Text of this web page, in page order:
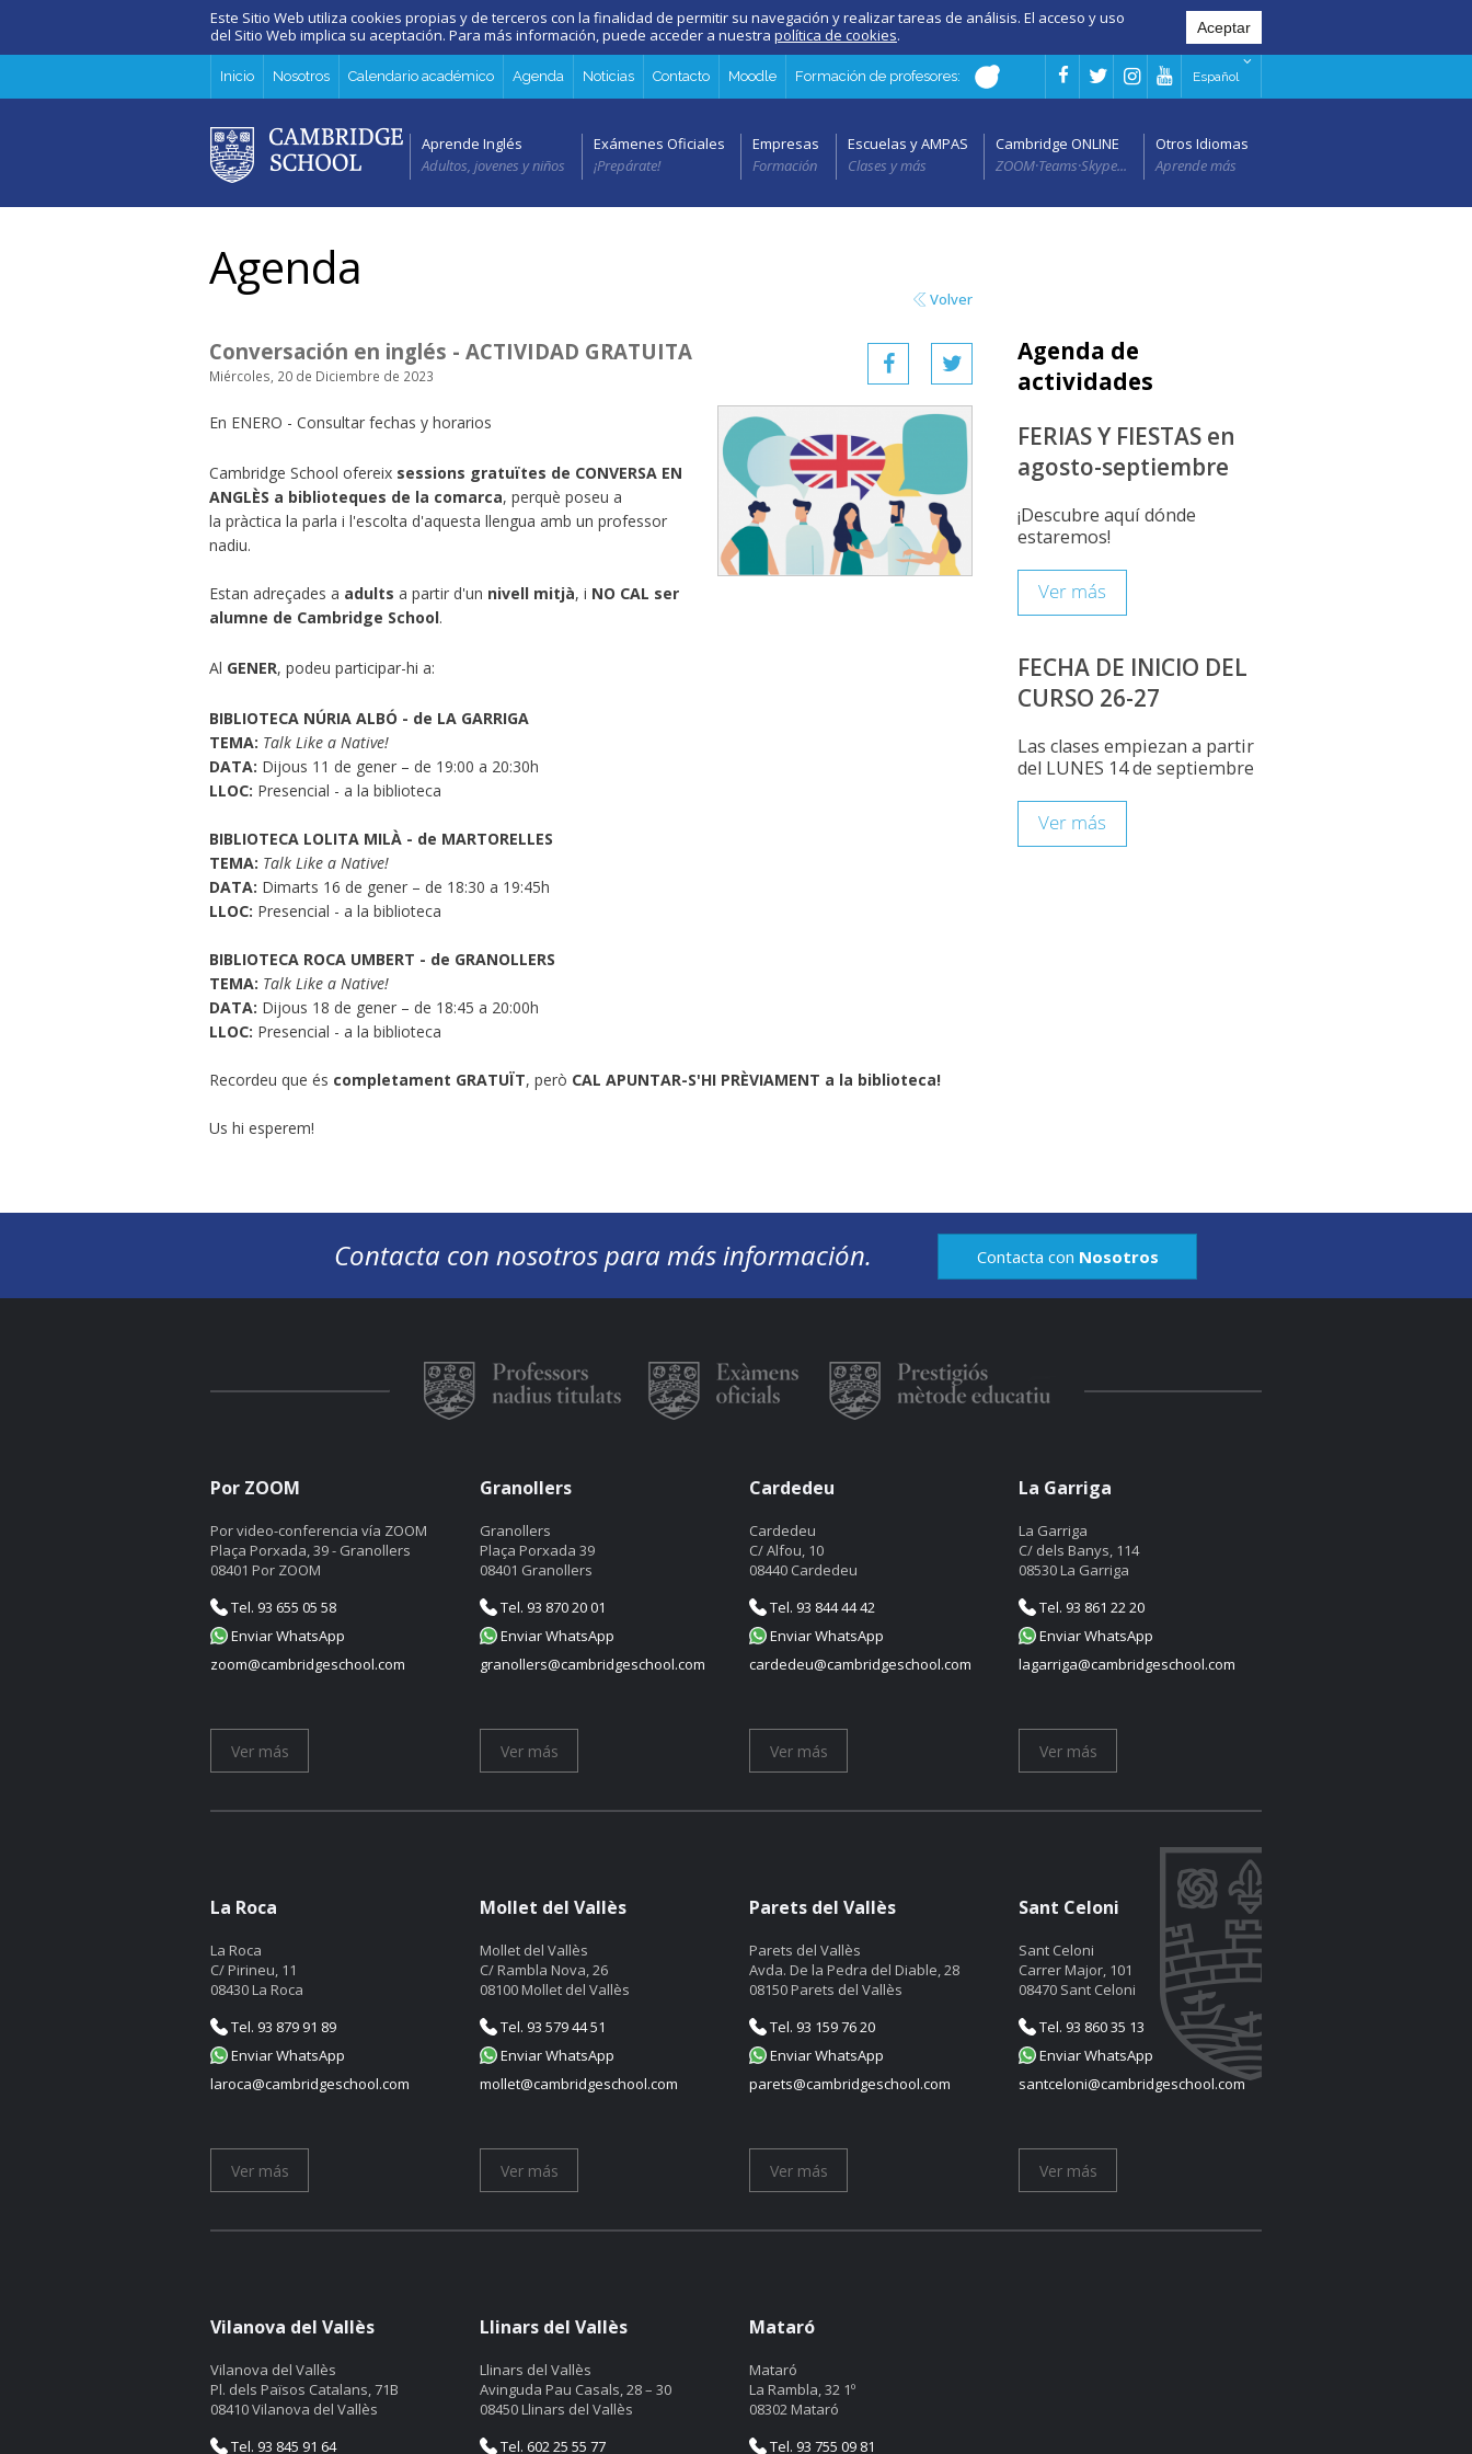
Este Sitio Web utiliza cookies propias y de terceros con la finalidad de permitir su navegación y realizar tareas de análisis. El acceso y uso
del Sitio Web implica su aceptación. Para más información, puede acceder a nuestra política de cookies.
Inicio Nosotros Calendario académico Agenda Noticias Contacto Moodle Formación de profesores: Español
Aprende Inglés
Adultos, jovenes y niños
Exámenes Oficiales
¡Prepárate!
Empresas
Formación
Escuelas y AMPAS
Clases y más
Cambridge ONLINE
ZOOM·Teams·Skype...
Otros Idiomas
Aprende más
Agenda
Volver
Agenda de
actividades
FERIAS Y FIESTAS en
agosto-septiembre
¡Descubre aquí dónde
estaremos!
Ver más
FECHA DE INICIO DEL
CURSO 26-27
Las clases empiezan a partir
del LUNES 14 de septiembre
Ver más
Conversación en inglés - ACTIVIDAD GRATUITA
Miércoles, 20 de Diciembre de 2023
En ENERO - Consultar fechas y horarios
Cambridge School ofereix sessions gratuïtes de CONVERSA EN
ANGLÈS a biblioteques de la comarca, perquè poseu a
la pràctica la parla i l'escolta d'aquesta llengua amb un professor
nadiu.
Estan adreçades a adults a partir d'un nivell mitjà, i NO CAL ser
alumne de Cambridge School.
Al GENER, podeu participar-hi a:
BIBLIOTECA NÚRIA ALBÓ - de LA GARRIGA
TEMA: Talk Like a Native!
DATA: Dijous 11 de gener – de 19:00 a 20:30h
LLOC: Presencial - a la biblioteca
BIBLIOTECA LOLITA MILÀ - de MARTORELLES
TEMA: Talk Like a Native!
DATA: Dimarts 16 de gener – de 18:30 a 19:45h
LLOC: Presencial - a la biblioteca
BIBLIOTECA ROCA UMBERT - de GRANOLLERS
TEMA: Talk Like a Native!
DATA: Dijous 18 de gener – de 18:45 a 20:00h
LLOC: Presencial - a la biblioteca
Recordeu que és completament GRATUÏT, però CAL APUNTAR-S'HI PRÈVIAMENT a la biblioteca!
Us hi esperem!
Contacta con nosotros para más información. Contacta con Nosotros
Por ZOOM
Por video-conferencia vía ZOOM
Plaça Porxada, 39 - Granollers
08401 Por ZOOM
Tel. 93 655 05 58
Enviar WhatsApp
zoom@cambridgeschool.com
Ver más
Granollers
Granollers
Plaça Porxada 39
08401 Granollers
Tel. 93 870 20 01
Enviar WhatsApp
granollers@cambridgeschool.com
Ver más
Cardedeu
Cardedeu
C/ Alfou, 10
08440 Cardedeu
Tel. 93 844 44 42
Enviar WhatsApp
cardedeu@cambridgeschool.com
Ver más
La Garriga
La Garriga
C/ dels Banys, 114
08530 La Garriga
Tel. 93 861 22 20
Enviar WhatsApp
lagarriga@cambridgeschool.com
Ver más
La Roca
La Roca
C/ Pirineu, 11
08430 La Roca
Tel. 93 879 91 89
Enviar WhatsApp
laroca@cambridgeschool.com
Ver más
Mollet del Vallès
Mollet del Vallès
C/ Rambla Nova, 26
08100 Mollet del Vallès
Tel. 93 579 44 51
Enviar WhatsApp
mollet@cambridgeschool.com
Ver más
Parets del Vallès
Parets del Vallès
Avda. De la Pedra del Diable, 28
08150 Parets del Vallès
Tel. 93 159 76 20
Enviar WhatsApp
parets@cambridgeschool.com
Ver más
Sant Celoni
Sant Celoni
Carrer Major, 101
08470 Sant Celoni
Tel. 93 860 35 13
Enviar WhatsApp
santceloni@cambridgeschool.com
Ver más
Vilanova del Vallès
Vilanova del Vallès
Pl. dels Països Catalans, 71B
08410 Vilanova del Vallès
Tel. 93 845 91 64
Llinars del Vallès
Llinars del Vallès
Avinguda Pau Casals, 28 – 30
08450 Llinars del Vallès
Tel. 602 25 55 77
Mataró
Mataró
La Rambla, 32 1º
08302 Mataró
Tel. 93 755 09 81